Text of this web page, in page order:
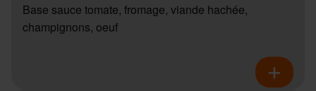
Base sauce tomate, fromage, viande hachée,
champignons, oeuf